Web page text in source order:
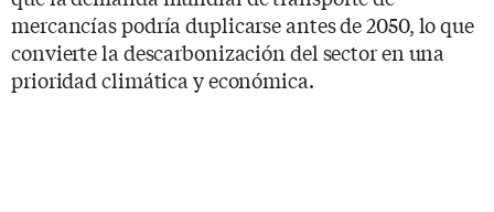
mercancías podría duplicarse antes de 2050, lo que
convierte la descarbonización del sector en una
prioridad climática y económica.